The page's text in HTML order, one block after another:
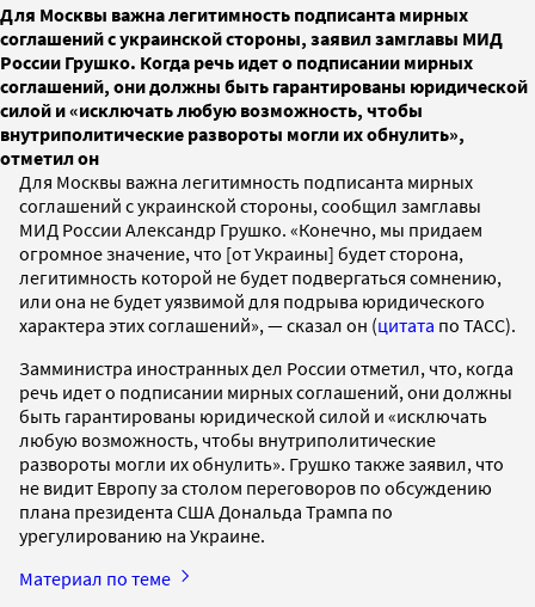
Для Москвы важна легитимность подписанта мирных
соглашений с украинской стороны, заявил замглавы МИД
России Грушко. Когда речь идет о подписании мирных
соглашений, они должны быть гарантированы юридической
силой и «исключать любую возможность, чтобы
внутриполитические развороты могли их обнулить»,
отметил он
Для Москвы важна легитимность подписанта мирных
соглашений с украинской стороны, сообщил замглавы
МИД России Александр Грушко. «Конечно, мы придаем
огромное значение, что [от Украины] будет сторона,
легитимность которой не будет подвергаться сомнению,
или она не будет уязвимой для подрыва юридического
характера этих соглашений», — сказал он (цитата по ТАСС).
Замминистра иностранных дел России отметил, что, когда
речь идет о подписании мирных соглашений, они должны
быть гарантированы юридической силой и «исключать
любую возможность, чтобы внутриполитические
развороты могли их обнулить». Грушко также заявил, что
не видит Европу за столом переговоров по обсуждению
плана президента США Дональда Трампа по
урегулированию на Украине.
Материал по теме